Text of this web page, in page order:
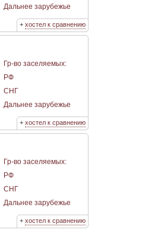
Дальнее зарубежье
+ хостел к сравнению
Гр-во заселяемых:
РФ
СНГ
Дальнее зарубежье
+ хостел к сравнению
Гр-во заселяемых:
РФ
СНГ
Дальнее зарубежье
+ хостел к сравнению